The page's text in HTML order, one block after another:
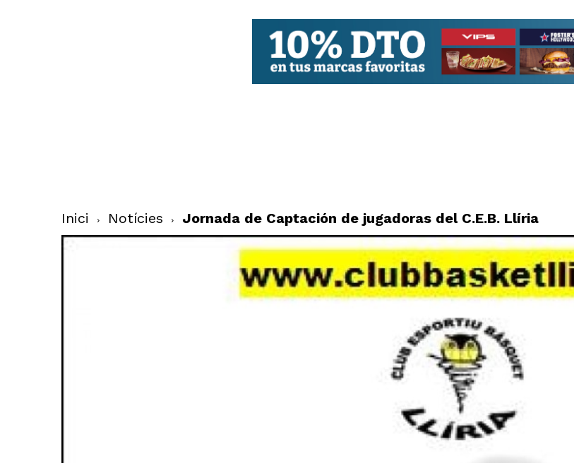
Inici Notícies Jornada de Captación de jugadoras del C.E.B. Llíria